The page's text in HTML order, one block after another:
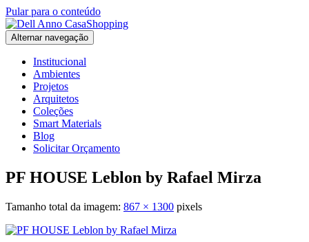
Pular para o conteúdo
Alternar navegação
Institucional
Ambientes
Projetos
Arquitetos
Coleções
Smart Materials
Blog
Solicitar Orçamento
PF HOUSE Leblon by Rafael Mirza
Tamanho total da imagem: 867 × 1300 pixels